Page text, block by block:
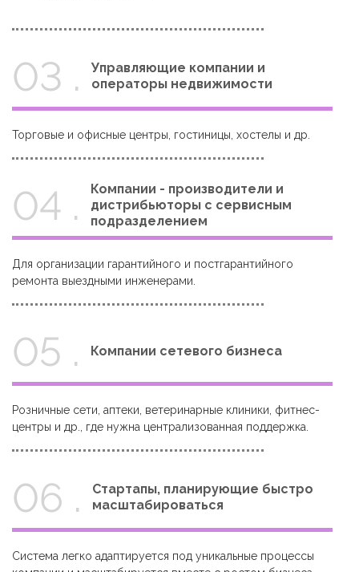
03 .
Управляющие компании и
операторы недвижимости
Торговые и офисные центры, гостиницы, хостелы и др.
04 .
Компании - производители и
дистрибьюторы с сервисным
подразделением
Для организации гарантийного и постгарантийного
ремонта выездными инженерами.
05 . Компании сетевого бизнеса
Розничные сети, аптеки, ветеринарные клиники, фитнес-
центры и др., где нужна централизованная поддержка.
06 .
Стартапы, планирующие быстро
масштабироваться
Система легко адаптируется под уникальные процессы